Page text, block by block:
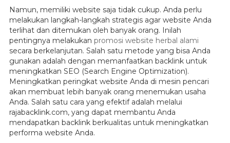
Namun, memiliki website saja tidak cukup. Anda perlu
melakukan langkah-langkah strategis agar website Anda
terlihat dan ditemukan oleh banyak orang. Inilah
pentingnya melakukan promosi website herbal alami
secara berkelanjutan. Salah satu metode yang bisa Anda
gunakan adalah dengan memanfaatkan backlink untuk
meningkatkan SEO (Search Engine Optimization).
Meningkatkan peringkat website Anda di mesin pencari
akan membuat lebih banyak orang menemukan usaha
Anda. Salah satu cara yang efektif adalah melalui
rajabacklink.com, yang dapat membantu Anda
mendapatkan backlink berkualitas untuk meningkatkan
performa website Anda.